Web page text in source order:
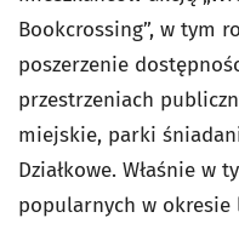
Bookcrossing”, w tym
poszerzenie
przestrzeniach
miejskie, parki
Działkowe. Właśnie w
popularnych w